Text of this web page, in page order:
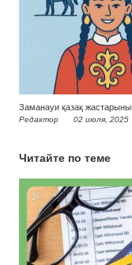
Заманауи қазақ
Редактор 02 июля, 2025
Читайте по теме